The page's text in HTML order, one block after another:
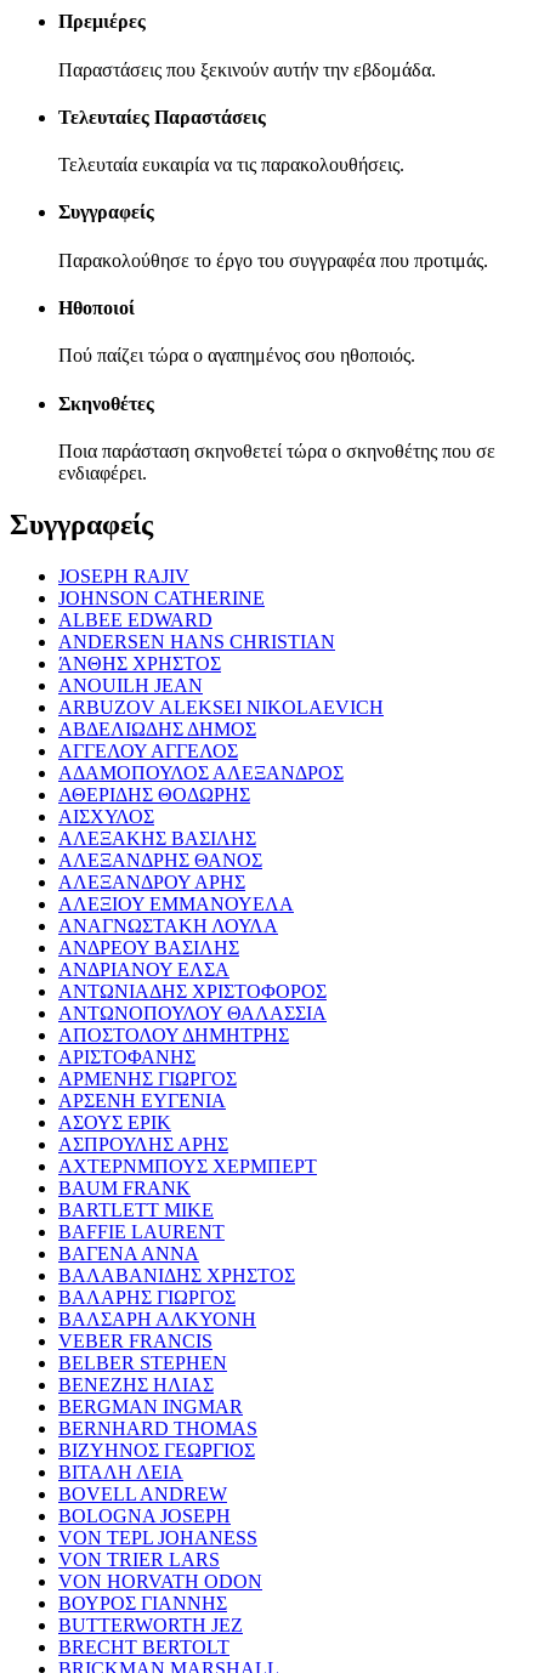
Πρεμιέρες
Παραστάσεις που ξεκινούν αυτήν την εβδομάδα.
Τελευταίες Παραστάσεις
Τελευταία ευκαιρία να τις παρακολουθήσεις.
Συγγραφείς
Παρακολούθησε το έργο του συγγραφέα που προτιμάς.
Ηθοποιοί
Πού παίζει τώρα ο αγαπημένος σου ηθοποιός.
Σκηνοθέτες
Ποια παράσταση σκηνοθετεί τώρα ο σκηνοθέτης που σε
ενδιαφέρει.
Συγγραφείς
JOSEPH RAJIV
JOHNSON CATHERINE
ALBEE EDWARD
ANDERSEN HANS CHRISTIAN
ΆΝΘΗΣ ΧΡΗΣΤΟΣ
ANOUILH JEAN
ARBUZOV ALEKSEI NIKOLAEVICH
ΑΒΔΕΛΙΩΔΗΣ ΔΗΜΟΣ
ΑΓΓΕΛΟΥ ΑΓΓΕΛΟΣ
ΑΔΑΜΟΠΟΥΛΟΣ ΑΛΕΞΑΝΔΡΟΣ
ΑΘΕΡΙΔΗΣ ΘΟΔΩΡΗΣ
ΑΙΣΧΥΛΟΣ
ΑΛΕΞΑΚΗΣ ΒΑΣΙΛΗΣ
ΑΛΕΞΑΝΔΡΗΣ ΘΑΝΟΣ
ΑΛΕΞΑΝΔΡΟΥ ΑΡΗΣ
ΑΛΕΞΙΟΥ ΕΜΜΑΝΟΥΕΛΑ
ΑΝΑΓΝΩΣΤΑΚΗ ΛΟΥΛΑ
ΑΝΔΡΕΟΥ ΒΑΣΙΛΗΣ
ΑΝΔΡΙΑΝΟΥ ΕΛΣΑ
ΑΝΤΩΝΙΑΔΗΣ ΧΡΙΣΤΟΦΟΡΟΣ
ΑΝΤΩΝΟΠΟΥΛΟΥ ΘΑΛΑΣΣΙΑ
ΑΠΟΣΤΟΛΟΥ ΔΗΜΗΤΡΗΣ
ΑΡΙΣΤΟΦΑΝΗΣ
ΑΡΜΕΝΗΣ ΓΙΩΡΓΟΣ
ΑΡΣΕΝΗ ΕΥΓΕΝΙΑ
ΑΣΟΥΣ ΕΡΙΚ
ΑΣΠΡΟΥΛΗΣ ΑΡΗΣ
ΑΧΤΕΡΝΜΠΟΥΣ ΧΕΡΜΠΕΡΤ
BAUM FRANK
BARTLETT MIKE
BAFFIE LAURENT
ΒΑΓΕΝΑ ΑΝΝΑ
ΒΑΛΑΒΑΝΙΔΗΣ ΧΡΗΣΤΟΣ
ΒΑΛΑΡΗΣ ΓΙΩΡΓΟΣ
ΒΑΛΣΑΡΗ ΑΛΚΥΟΝΗ
VEBER FRANCIS
BELBER STEPHEN
ΒΕΝΕΖΗΣ ΗΛΙΑΣ
BERGMAN INGMAR
BERNHARD THOMAS
ΒΙΖΥΗΝΟΣ ΓΕΩΡΓΙΟΣ
ΒΙΤΑΛΗ ΛΕΙΑ
BOVELL ANDREW
BOLOGNA JOSEPH
VON TEPL JOHANESS
VON TRIER LARS
VON HORVATH ODON
ΒΟΥΡΟΣ ΓΙΑΝΝΗΣ
BUTTERWORTH JEZ
BRECHT BERTOLT
BRICKMAN MARSHALL